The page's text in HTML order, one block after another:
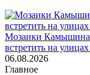
Мозаики
встретить на
06.08.2026
Главное